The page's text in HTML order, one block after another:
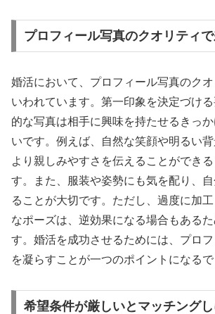
プロフィール写真のクオリティ
婚活において、プロフィール写真のク
いわれています。第一印象を決定づけ
的な写真は相手に興味を持たせるきっ
いです。例えば、自然な笑顔や明るい背
より親しみやすさを伝えることができ
す。また、服装や姿勢にも気を配り、
ることが大切です。ただし、過度に加
なポーズは、逆効果になる場合もある
す。婚活を成功させるためには、プロ
を凝らすことが一つのポイントになるで
希望条件が厳しいとマッチング